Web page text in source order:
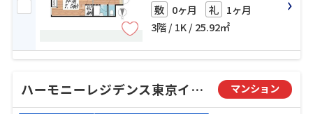
敷 0ヶ月 礼 1ヶ月
3階 / 1K / 25.92㎡
ハーモニーレジデンス東京イーストコア マンション